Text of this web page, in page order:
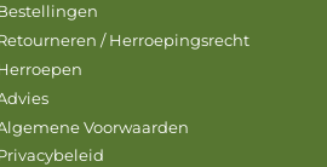
/ Herroepingsrecht
Voorwaarden